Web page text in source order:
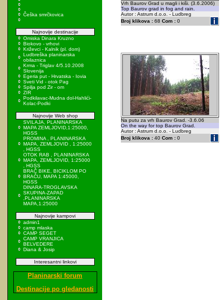
Češka smrčkovica
Najnovije destinacije
Omiska Dinara Kruzno
Biokovo - vrhovi
Križevci - Kalnik (pl. dom)
Ludbreška planinarska
obilaznica
Krma - Triglav 4/5.10.2008
Slovenija
Egeria put - Hrvatska - Iovia
Sveti Vid - otok Pag
Spilja pod Zir - om
ZIR
Podkilavac-Mudna dol-Hahlići-
Kolac-Podki
Najnovije Web shop
SVILAJA, PLANINARSKA
MAPA ZEMLJOVID,1:25000,
HGSS
PROMINA , PLANINARSKA
MAPA, ZEMLJOVID , 1:25000
, HGSS
OTOK RAB , PLANINARSKA
MAPA, ZEMLJOVID, 1:25000
, HGSS
BRAČ BIKE, BICIKLOM PO
BRAČU, MAPA 1:45000,
HGSS
DINARA-TROGLAVSKA
SKUPINA-ZAPAD
,PLANINARSKA
MAPA,1:25000
Najnovije kampovi
admin1
camp mlaska
CAMP SEGET
CAMP VRANJICA
BELVEDERE
Diana & Josip
Interesantni linkovi
Planinarski forum
Destinacije po gledanosti
Vrh Baurov Grad u magli i kiši. (3.6.2006)
Top Baurov grad in fog and rain.
Autor : Astrum d.o.o. - Ludbreg
Broj klikova :68 Com :0
Na putu za vrh Baurov Grad. -3.6.06
On the way for top Baurov Grad.
Autor : Astrum d.o.o. - Ludbreg
Broj klikova :40 Com :0